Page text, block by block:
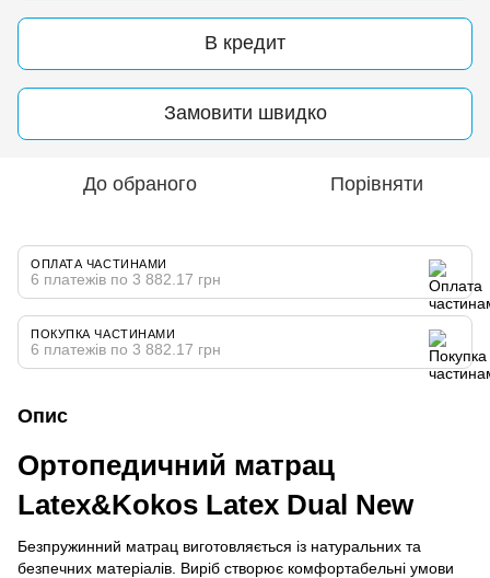
В кредит
Замовити швидко
До обраного Порівняти
ОПЛАТА ЧАСТИНАМИ
6 платежів по 3 882.17 грн
ПОКУПКА ЧАСТИНАМИ
6 платежів по 3 882.17 грн
Опис
Ортопедичний матрац
Latex&Kokos Latex Dual New
Безпружинний матрац виготовляється із натуральних та
безпечних матеріалів. Виріб створює комфортабельні умови